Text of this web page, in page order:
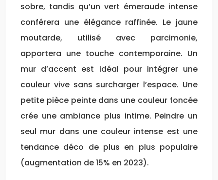
sobre, tandis qu’un vert émeraude intense
conférera une élégance raffinée. Le jaune
moutarde, utilisé avec parcimonie,
apportera une touche contemporaine. Un
mur d’accent est idéal pour intégrer une
couleur vive sans surcharger l’espace. Une
petite pièce peinte dans une couleur foncée
crée une ambiance plus intime. Peindre un
seul mur dans une couleur intense est une
tendance déco de plus en plus populaire
(augmentation de 15% en 2023).